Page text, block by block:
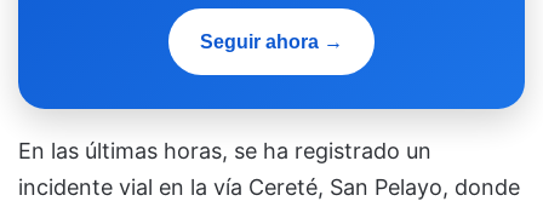
Seguir ahora →
En las últimas horas, se ha registrado un
incidente vial en la vía Cereté, San Pelayo, donde